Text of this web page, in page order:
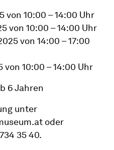
von 10:00 – 14:00 Uhr
von 10:00 – 14:00 Uhr
von 14:00 – 17:00
von 10:00 – 14:00 Uhr
6 Jahren
unter
oder
35 40.